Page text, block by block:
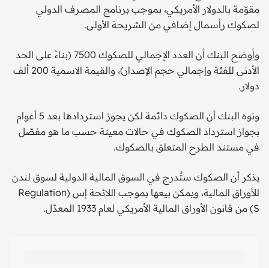
مقوّمة بالدولار الأمريكي، بموجب برنامج المصرف الدولي
لصكوك رأسمال إضافي من الشريحة الأولى.
وأوضح البنك أن العدد الإجمالي للصكوك 7500 (بناءً على الحد
الأدنى للفئة وإجمالي حجم الإصدار)، والقيمة الاسمية 200 ألف
دولار.
ونوه البنك أن الصكوك دائمة لكن يجوز استردادها بعد 5 أعوام
بجواز استرداد الصكوك في حالات معينة حسب ما هو مفصّل
في مستند الطرح المتعلق بالصكوك.
يذكر أن الصكوك ستُدرج في السوق المالية الدولية لسوق لندن
للأوراق المالية، ويمكن بيعها بموجب اللائحة إس (Regulation
S) من قانون الأوراق المالية الأمريكي لعام 1933 المعدّل.